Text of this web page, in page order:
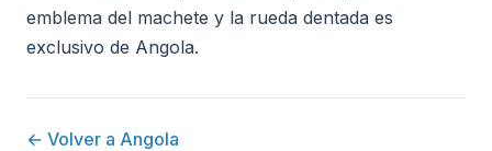
emblema del machete y la rueda dentada es
exclusivo de Angola.
← Volver a Angola